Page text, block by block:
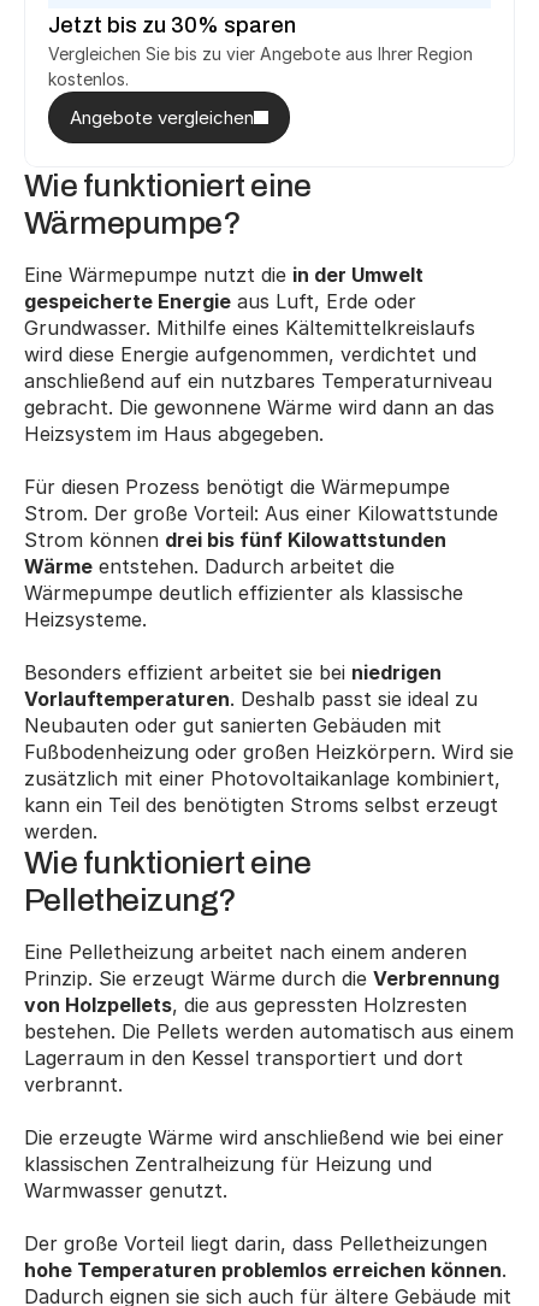
Jetzt bis zu 30% sparen
Vergleichen Sie bis zu vier Angebote aus Ihrer Region
kostenlos.
Angebote vergleichen
Wie funktioniert eine
Wärmepumpe?
Eine Wärmepumpe nutzt die in der Umwelt
gespeicherte Energie aus Luft, Erde oder
Grundwasser. Mithilfe eines Kältemittelkreislaufs
wird diese Energie aufgenommen, verdichtet und
anschließend auf ein nutzbares Temperaturniveau
gebracht. Die gewonnene Wärme wird dann an das
Heizsystem im Haus abgegeben.
Für diesen Prozess benötigt die Wärmepumpe
Strom. Der große Vorteil: Aus einer Kilowattstunde
Strom können drei bis fünf Kilowattstunden
Wärme entstehen. Dadurch arbeitet die
Wärmepumpe deutlich effizienter als klassische
Heizsysteme.
Besonders effizient arbeitet sie bei niedrigen
Vorlauftemperaturen. Deshalb passt sie ideal zu
Neubauten oder gut sanierten Gebäuden mit
Fußbodenheizung oder großen Heizkörpern. Wird sie
zusätzlich mit einer Photovoltaikanlage kombiniert,
kann ein Teil des benötigten Stroms selbst erzeugt
werden.
Wie funktioniert eine
Pelletheizung?
Eine Pelletheizung arbeitet nach einem anderen
Prinzip. Sie erzeugt Wärme durch die Verbrennung
von Holzpellets, die aus gepressten Holzresten
bestehen. Die Pellets werden automatisch aus einem
Lagerraum in den Kessel transportiert und dort
verbrannt.
Die erzeugte Wärme wird anschließend wie bei einer
klassischen Zentralheizung für Heizung und
Warmwasser genutzt.
hohe Temperaturen problemlos erreichen können.
Dadurch eignen sie sich auch für ältere Gebäude mit